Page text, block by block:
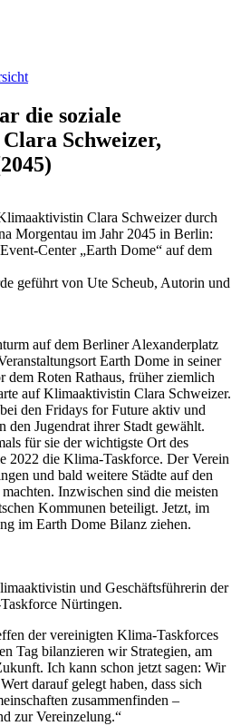
die soziale
Schweizer,
Clara Schweizer durch
Morgentau im Jahr 2045 in Berlin:
Center „Earth Dome“ auf dem
geführt von Ute Scheub, Autorin und
auf dem Berliner Alexanderplatz
Earth Dome in seiner
Roten Rathaus, früher ziemlich
auf Klimaaktivistin Clara Schweizer.
den Fridays for Future aktiv und
den Jugendrat ihrer Stadt gewählt.
für sie der wichtigste Ort des
2022 die Klima-Taskforce. Der Verein
und bald weitere Städte auf den
Inzwischen sind die meisten
Kommunen beteiligt. Jetzt, im
im Earth Dome Bilanz ziehen.
und Geschäftsführerin der
Nürtingen.
der vereinigten Klima-Taskforces
Tag bilanzieren wir Strategien, am
Ich kann schon jetzt sagen: Wir
darauf gelegt haben, dass sich
zusammenfinden –
zur Vereinzelung.“